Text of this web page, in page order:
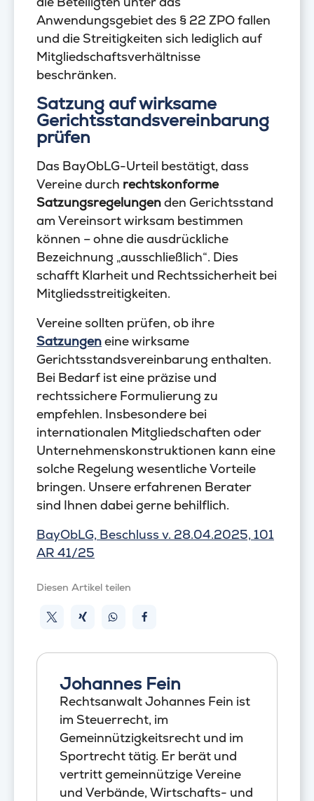
Anwendungsgebiet des § 22 ZPO fallen
und die Streitigkeiten sich lediglich auf
Mitgliedschaftsverhältnisse
beschränken.
Satzung auf wirksame
Gerichtsstandsvereinbarung
prüfen
Das BayObLG-Urteil bestätigt, dass
Vereine durch rechtskonforme
Satzungsregelungenden Gerichtsstand
am Vereinsort wirksam bestimmen
können – ohne die ausdrückliche
Bezeichnung „ausschließlich“. Dies
schafft Klarheit und Rechtssicherheit bei
Mitgliedsstreitigkeiten.
Vereine sollten prüfen, ob ihre
Satzungeneine wirksame
Gerichtsstandsvereinbarung enthalten.
Bei Bedarf ist eine präzise und
rechtssichere Formulierung zu
empfehlen. Insbesondere bei
internationalen Mitgliedschaften oder
Unternehmenskonstruktionen kann eine
solche Regelung wesentliche Vorteile
bringen. Unsere erfahrenen Berater
sind Ihnen dabei gerne behilflich.
BayObLG, Beschluss v. 28.04.2025, 101
AR 41/25
Diesen Artikel teilen
Johannes Fein
Rechtsanwalt Johannes Fein ist
im Steuerrecht, im
Gemeinnützigkeitsrecht und im
Sportrecht tätig. Er berät und
vertritt gemeinnützige Vereine
und Verbände, Wirtschafts- und